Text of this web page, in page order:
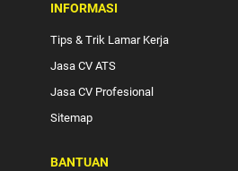
INFORMASI
Tips & Trik Lamar Kerja
Jasa CV ATS
Jasa CV Profesional
Sitemap
BANTUAN